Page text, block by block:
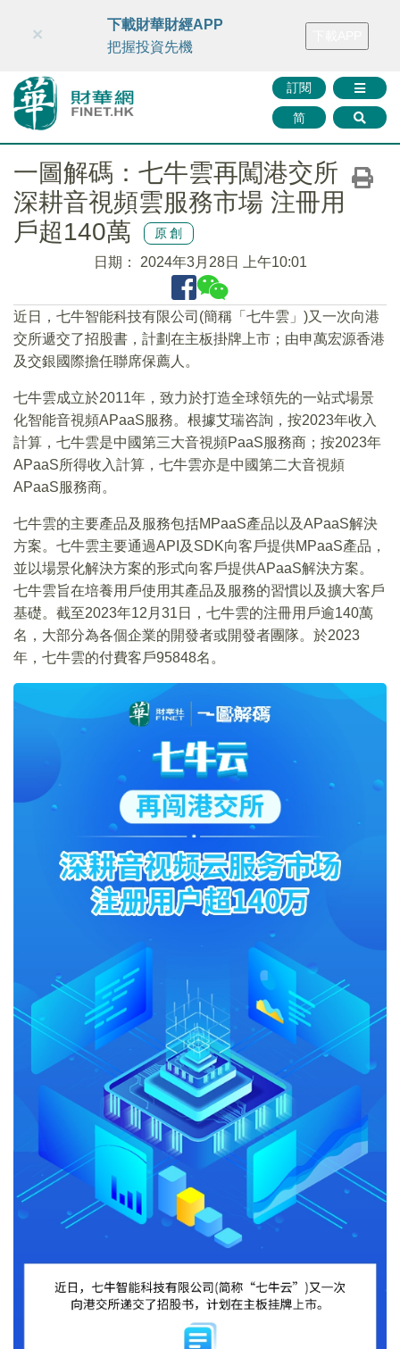
財華智庫網 FINTV FINMETA 財華證券 媒體矩陣
訂閱
简
×
下載財華財經APP
把握投資先機
一圖解碼：七牛雲再闖港交所
深耕音視頻雲服務市場 注冊用
戶超140萬
原創
日期： 2024年3月28日 上午10:01
近日，七牛智能科技有限公司(簡稱「七牛雲」)又一次向港
交所遞交了招股書，計劃在主板掛牌上市；由申萬宏源香港
及交銀國際擔任聯席保薦人。
七牛雲成立於2011年，致力於打造全球領先的一站式場景
化智能音視頻APaaS服務。根據艾瑞咨詢，按2023年收入
計算，七牛雲是中國第三大音視頻PaaS服務商；按2023年
APaaS所得收入計算，七牛雲亦是中國第二大音視頻
APaaS服務商。
七牛雲的主要產品及服務包括MPaaS產品以及APaaS解決
方案。七牛雲主要通過API及SDK向客戶提供MPaaS產品，
並以場景化解決方案的形式向客戶提供APaaS解決方案。
七牛雲旨在培養用戶使用其產品及服務的習慣以及擴大客戶
基礎。截至2023年12月31日，七牛雲的注冊用戶逾140萬
名，大部分為各個企業的開發者或開發者團隊。於2023
年，七牛雲的付費客戶95848名。